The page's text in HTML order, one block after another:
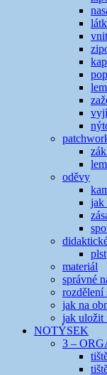
oděvy
jak
plst
materiál
správné
rozdělení
jak na
jak uložit
NOTÝSEK
3 –